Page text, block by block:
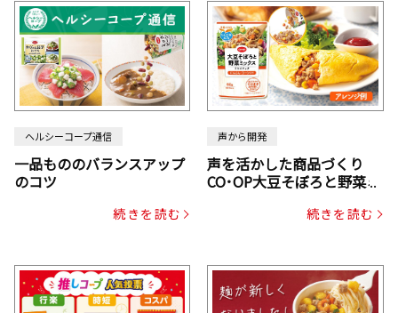
ヘルシーコープ通信
一品もののバランスアップ
のコツ
続きを読む
声から開発
声を活かした商品づくり
CO･OP大豆そぼろと野菜ミ
じん・コーン入り）続きを読む